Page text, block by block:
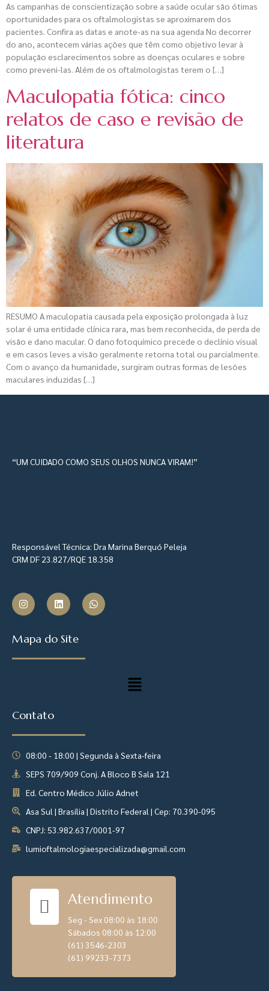
As campanhas de conscientização sobre a saúde ocular são ótimas
oportunidades para os oftalmologistas se aproximarem dos
pacientes. Confira as datas e anote-as na sua agenda No decorrer
do ano, acontecem várias ações que têm como objetivo levar à
população esclarecimentos sobre as doenças oculares e sobre
como preveni-las. Além de os oftalmologistas terem o […]
Maculopatia fótica: cinco
relatos de caso e revisão de
literatura
RESUMO A maculopatia causada pela exposição prolongada à luz
solar é uma entidade clínica rara, mas bem reconhecida, de perda de
visão e dano macular. O dano fotoquímico precede o declínio visual
e em casos leves a visão geralmente retorna total ou parcialmente.
Com o avanço da humanidade, surgiram outras formas de lesões
maculares induzidas […]
“UM CUIDADO COMO SEUS OLHOS NUNCA VIRAM!”
Responsável Técnica: Dra Marina Berquó Peleja
CRM DF 23.827/RQE 18.358
Mapa do Site
Contato
08:00 - 18:00 | Segunda à Sexta-feira
SEPS 709/909 Conj. A Bloco B Sala 121
Ed. Centro Médico Júlio Adnet
Asa Sul | Brasília | Distrito Federal | Cep: 70.390-095
CNPJ: 53.982.637/0001-97
lumioftalmologiaespecializada@gmail.com
Atendimento
Seg - Sex 08:00 às 18:00
Sábados 08:00 às 12:00
(61) 3546-2303
(61) 99233-7373